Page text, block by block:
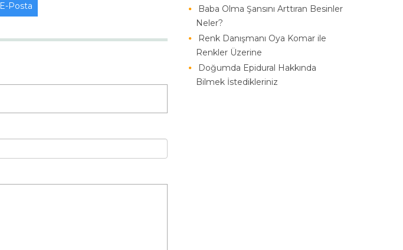
E-Posta
Baba Olma Şansını Arttıran Besinler
Neler?
Renk Danışmanı Oya Komar ile
Renkler Üzerine
Doğumda Epidural Hakkında
Bilmek İstedikleriniz